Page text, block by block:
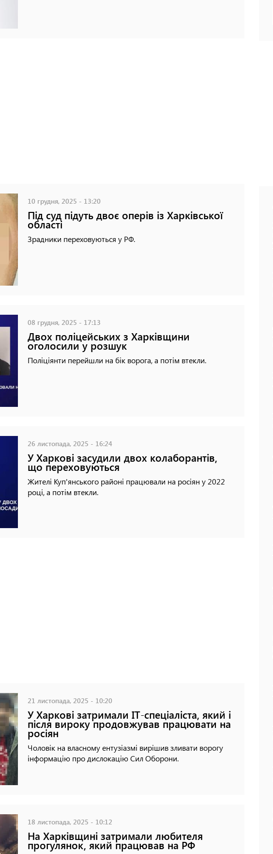
10 грудня, 2025 - 13:20
Під суд підуть двоє оперів із Харківської
області
Зрадники переховуються у РФ.
08 грудня, 2025 - 17:13
Двох поліцейських з Харківщини
оголосили у розшук
Поліціянти перейшли на бік ворога, а потім втекли.
26 листопада, 2025 - 16:24
У Харкові засудили двох колаборантів,
що переховуються
Жителі Куп'янського районі працювали на росіян у 2022
році, а потім втекли.
21 листопада, 2025 - 10:20
У Харкові затримали IT-спеціаліста, який і
після вироку продовжував працювати на
росіян
Чоловік на власному ентузіазмі вирішив зливати ворогу
інформацію про дислокацію Сил Оборони.
18 листопада, 2025 - 10:12
На Харківщині затримали любителя
прогулянок, який працював на РФ